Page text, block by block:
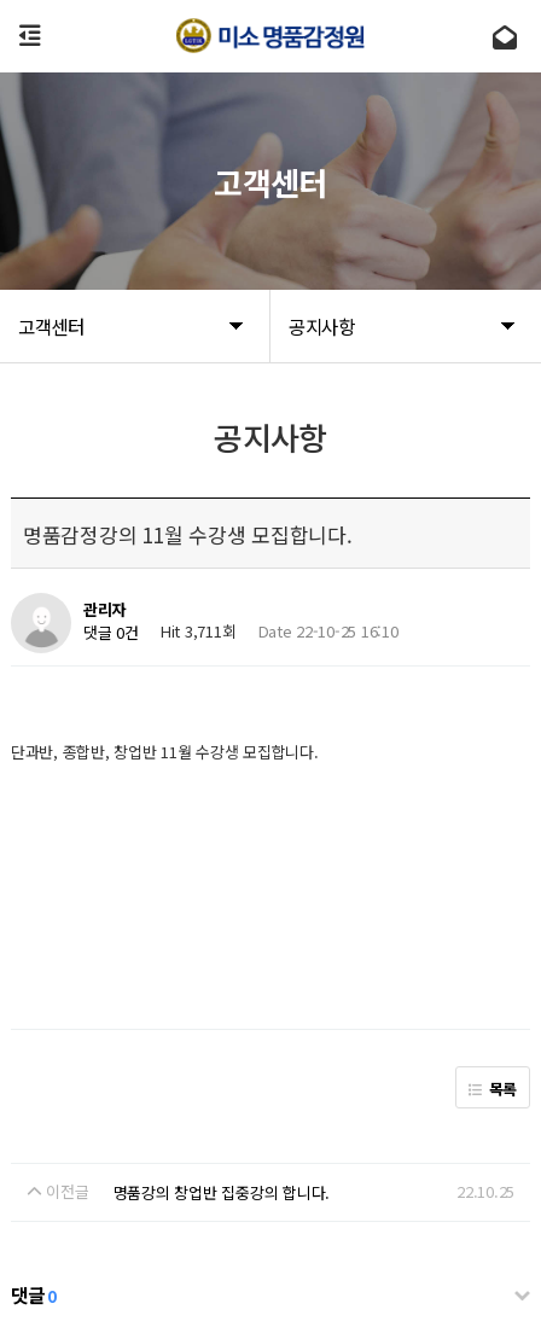
고객센터 공지사항
고객센터
공지사항
명품감정강의 11월 수강생 모집합니다.
관리자
댓글 0건
Hit 3,711회 Date 22-10-25 16:10
단과반, 종합반, 창업반 11월 수강생 모집합니다.
목록
이전글 명품강의 창업반 집중강의 합니다. 22.10.25
댓글0